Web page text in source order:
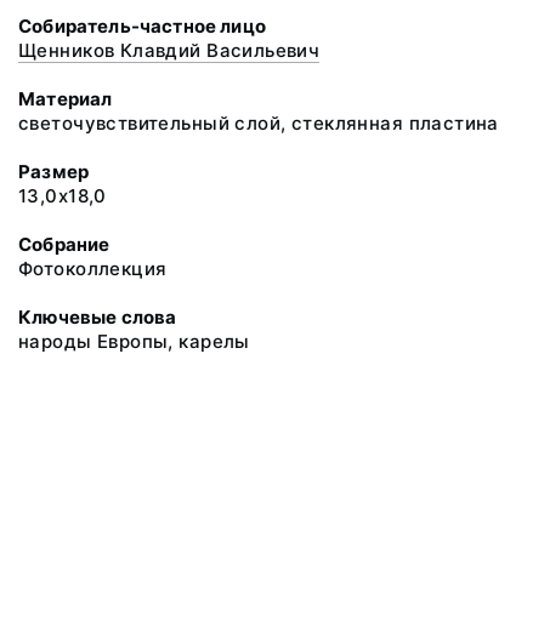
Собиратель-частное лицо
Щенников Клавдий Васильевич
Материал
светочувствительный слой, стеклянная пластина
Размер
13,0х18,0
Собрание
Фотоколлекция
Ключевые слова
народы Европы, карелы